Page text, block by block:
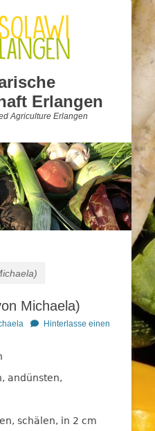
Erlangen
Agriculture Erlangen
Michaela)
Hinterlasse einen
andünsten,
schälen, in 2 cm